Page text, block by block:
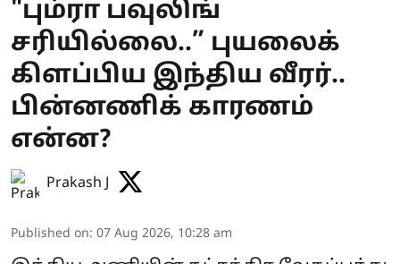
"பும்ரா பவுலிங்
சரியில்லை..” புயலைக்
கிளப்பிய இந்திய வீரர்..
பின்னணிக் காரணம்
என்ன?
Prakash J
Published on: 07 Aug 2026, 10:28 am